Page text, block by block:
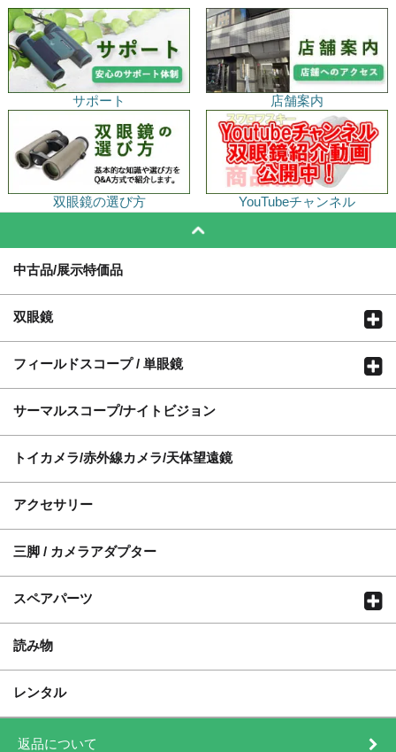
サポート 店舗案内
双眼鏡の選び方 YouTubeチャンネル
中古品/展示特価品
双眼鏡
フィールドスコープ / 単眼鏡
サーマルスコープ/ナイトビジョン
トイカメラ/赤外線カメラ/天体望遠鏡
アクセサリー
三脚 / カメラアダプター
スペアパーツ
読み物
レンタル
返品について